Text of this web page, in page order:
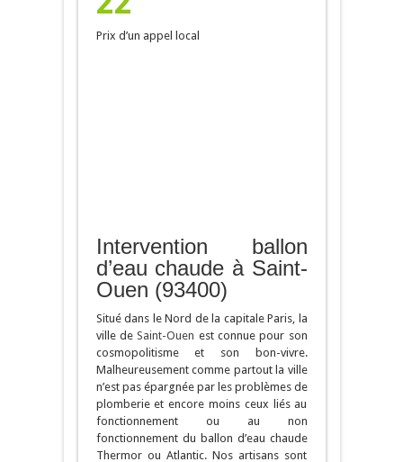
Prix d’un appel local
Intervention ballon
d’eau chaude à Saint-
Ouen (93400)
Situé dans le Nord de la capitale Paris, la
ville deSaint-Ouen est connue pour son
cosmopolitisme et son bon-vivre.
Malheureusement comme partout la ville
n’est pas épargnée par les problèmes de
plomberie et encore moins ceux liés au
fonctionnement ou au non
fonctionnement du ballon d’eau chaude
Thermor ou Atlantic. Nos artisans sont